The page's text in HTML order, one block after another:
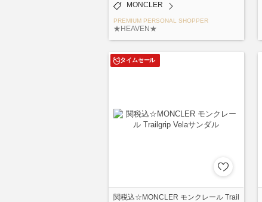
MONCLER
PREMIUM PERSONAL SHOPPER
★HEAVEN★
タイムセール
関税込☆MONCLER モンクレール Trail